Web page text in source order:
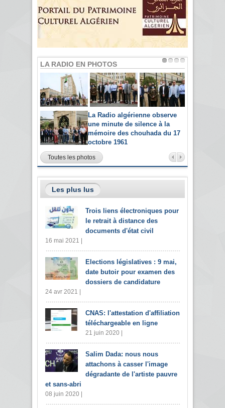
LA RADIO EN PHOTOS
La Radio algérienne observe
une minute de silence à la
mémoire des chouhada du 17
octobre 1961
Toutes les photos
Les plus lus
Trois liens électroniques pour
le retrait à distance des
documents d'état civil
16 mai 2021 |
Elections législatives : 9 mai,
date butoir pour examen des
dossiers de candidature
24 avr 2021 |
CNAS: l'attestation d'affiliation
téléchargeable en ligne
21 juin 2020 |
Salim Dada: nous nous
attachons à casser l'image
dégradante de l'artiste pauvre
et sans-abri
08 juin 2020 |